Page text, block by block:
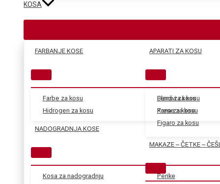
KOSA
FARBANJE KOSE
Farbe za kosu
Hidrogen za kosu
Blanš za kosu
Kana za kosu
NADOGRADNJA KOSE
Kosa za nadogradnju
Perike
APARATI ZA KOSU
Fenovi za kosu
Prese za kosu
Figaro za kosu
MAKAZE – ČETKE –